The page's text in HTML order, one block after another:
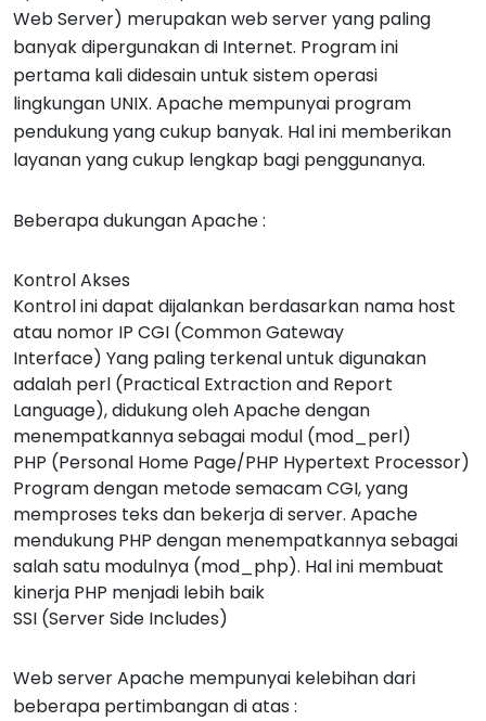
Web Server) merupakan web server yang paling
banyak dipergunakan di Internet. Program ini
pertama kali didesain untuk sistem operasi
lingkungan UNIX. Apache mempunyai program
pendukung yang cukup banyak. Hal ini memberikan
layanan yang cukup lengkap bagi penggunanya.
Beberapa dukungan Apache :
Kontrol Akses
Kontrol ini dapat dijalankan berdasarkan nama host
atau nomor IP CGI (Common Gateway
Interface) Yang paling terkenal untuk digunakan
adalah perl (Practical Extraction and Report
Language), didukung oleh Apache dengan
menempatkannya sebagai modul (mod_perl)
PHP (Personal Home Page/PHP Hypertext Processor)
Program dengan metode semacam CGI, yang
memproses teks dan bekerja di server. Apache
mendukung PHP dengan menempatkannya sebagai
salah satu modulnya (mod_php). Hal ini membuat
kinerja PHP menjadi lebih baik
SSI (Server Side Includes)
Web server Apache mempunyai kelebihan dari
beberapa pertimbangan di atas :